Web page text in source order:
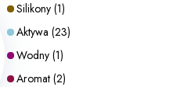
Silikony (1)
Aktywa (23)
Wodny (1)
Aromat (2)